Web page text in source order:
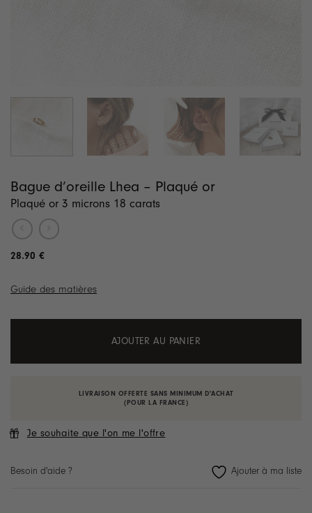
Bague d’oreille Lhea – Plaqué or
Plaqué or 3 microns 18 carats
28.90 €
Guide des matières
AJOUTER AU PANIER
LIVRAISON OFFERTE SANS MINIMUM D'ACHAT
(POUR LA FRANCE)
Je souhaite que l'on me l'offre
Besoin d'aide ?